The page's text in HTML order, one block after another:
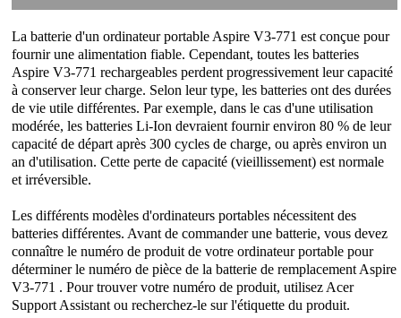
La batterie d'un ordinateur portable Aspire V3-771 est conçue pour
fournir une alimentation fiable. Cependant, toutes lesbatteries
Aspire V3-771 rechargeables perdent progressivement leur capacité
à conserver leur charge. Selon leur type, les batteries ont des durées
de vie utile différentes. Par exemple, dans le cas d'une utilisation
modérée, les batteries Li-Ion devraient fournir environ 80 % de leur
capacité de départ après 300 cycles de charge, ou après environ un
an d'utilisation. Cette perte de capacité (vieillissement) est normale
et irréversible.
Les différents modèles d'ordinateurs portables nécessitent des
batteries différentes. Avant de commander une batterie, vous devez
connaître le numéro de produit de votre ordinateur portable pour
déterminer le numéro de pièce de la batterie de remplacement Aspire
V3-771 . Pour trouver votre numéro de produit, utilisez Acer
Support Assistant ou recherchez-le sur l'étiquette du produit.